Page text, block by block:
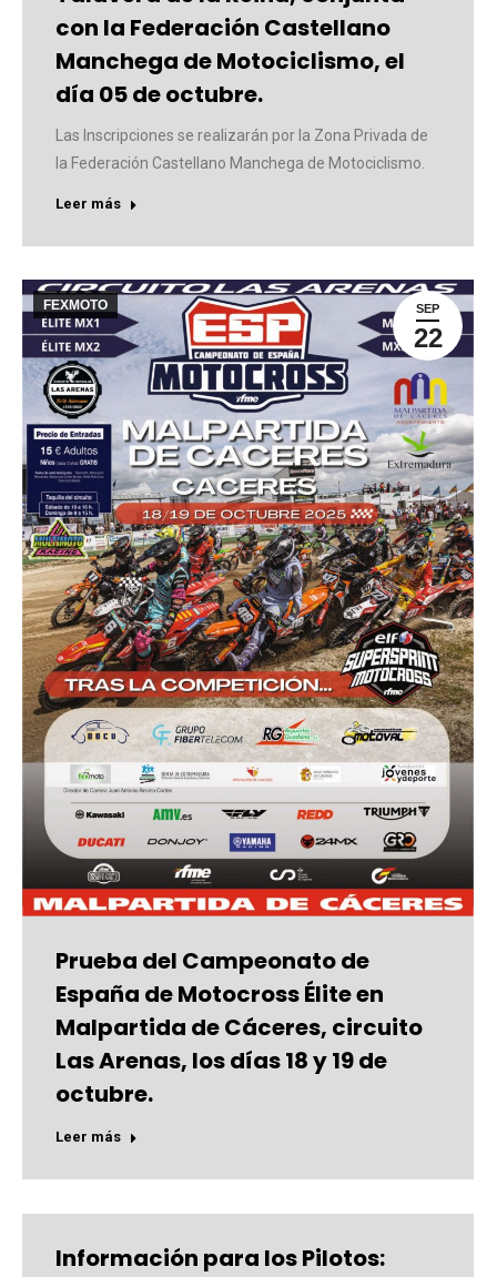
con la Federación Castellano
Manchega de Motociclismo, el
día 05 de octubre.
Las Inscripciones se realizarán por la Zona Privada de
la Federación Castellano Manchega de Motociclismo.
Leer más
SEP
22
FEXMOTO
Prueba del Campeonato de
España de Motocross Élite en
Malpartida de Cáceres, circuito
Las Arenas, los días 18 y 19 de
octubre.
Leer más
Información para los Pilotos: